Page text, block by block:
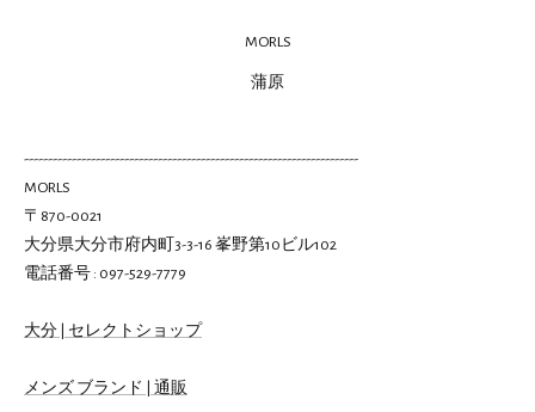
MORLS
蒲原
----------------------------------------------------------------------
MORLS
〒870-0021
大分県大分市府内町3-3-16 峯野第10ビル102
電話番号 : 097-529-7779
大分 | セレクトショップ
メンズ ブランド | 通販